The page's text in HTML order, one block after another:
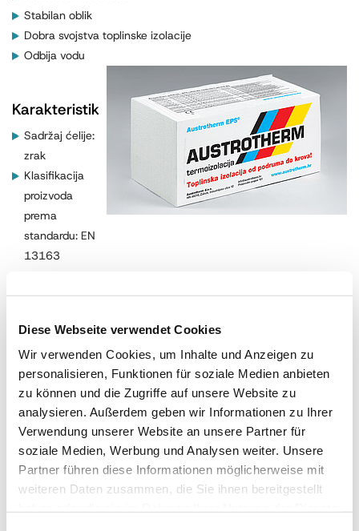
Diese Webseite verwendet Cookies
Wir verwenden Cookies, um Inhalte und Anzeigen zu
personalisieren, Funktionen für soziale Medien anbieten
zu können und die Zugriffe auf unsere Website zu
analysieren. Außerdem geben wir Informationen zu Ihrer
Verwendung unserer Website an unsere Partner für
soziale Medien, Werbung und Analysen weiter. Unsere
Partner führen diese Informationen möglicherweise mit
weiteren Daten zusammen, die Sie ihnen bereitgestellt
Stabilan oblik
Dobra svojstva toplinske izolacije
Odbija vodu
Karakteristike:
Sadržaj ćelije:
zrak
Klasifikacija
proizvoda
prema
standardu: EN
13163
rubova: ravni
preklop
Dimenzije
ploče: 1000
mm x 500
mm
Neto površina
ploče: 0,50m2
/ 0,485m2
Koeficijent
toplinske